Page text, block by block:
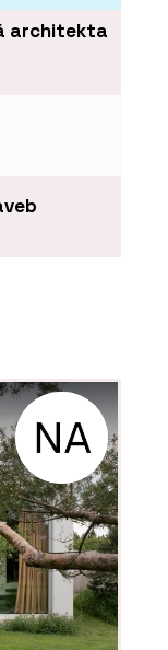
s
architekta